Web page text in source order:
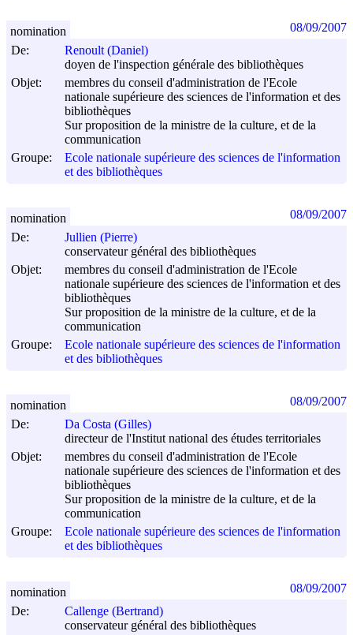
De:
Renoult (Daniel)
doyen de l'inspection générale des bibliothèques
Objet:
membres du conseil d'administration de l'Ecole
nationale supérieure des sciences de l'information et des
bibliothèques
Sur proposition de la ministre de la culture, et de la
communication
Groupe:
Ecole nationale supérieure des sciences de l'information
et des bibliothèques
nomination 08/09/2007
De:
Jullien (Pierre)
conservateur général des bibliothèques
Objet:
membres du conseil d'administration de l'Ecole
nationale supérieure des sciences de l'information et des
bibliothèques
Sur proposition de la ministre de la culture, et de la
communication
Groupe:
Ecole nationale supérieure des sciences de l'information
et des bibliothèques
nomination 08/09/2007
De:
Da Costa (Gilles)
directeur de l'Institut national des études territoriales
Objet:
membres du conseil d'administration de l'Ecole
nationale supérieure des sciences de l'information et des
bibliothèques
Sur proposition de la ministre de la culture, et de la
communication
Groupe:
Ecole nationale supérieure des sciences de l'information
et des bibliothèques
nomination 08/09/2007
De:
Callenge (Bertrand)
conservateur général des bibliothèques
nomination 08/09/2007